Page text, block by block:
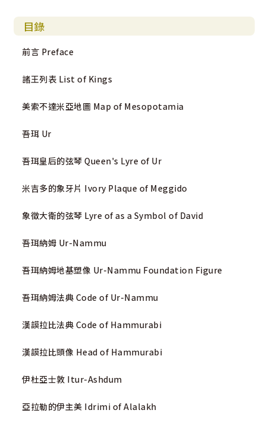
目錄
前言 Preface
諸王列表 List of Kings
美索不達米亞地圖 Map of Mesopotamia
吾珥 Ur
吾珥皇后的弦琴 Queen's Lyre of Ur
米吉多的象牙片 Ivory Plaque of Meggido
象徵大衛的弦琴 Lyre of as a Symbol of David
吾珥納姆 Ur-Nammu
吾珥納姆地基塑像 Ur-Nammu Foundation Figure
吾珥納姆法典 Code of Ur-Nammu
漢謨拉比法典 Code of Hammurabi
漢謨拉比頭像 Head of Hammurabi
伊杜亞士敦 Itur-Ashdum
亞拉勒的伊主美 Idrimi of Alalakh